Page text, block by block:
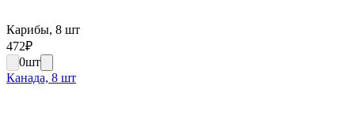
Карибы, 8 шт
472₽
0шт
Канада, 8 шт